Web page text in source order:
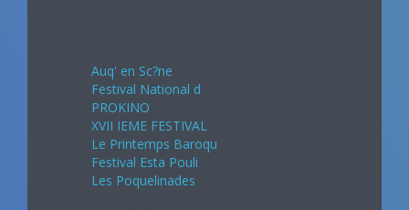
Auq' en Sc?ne
Festival National d
PROKINO
XVII IEME FESTIVAL
Le Printemps Baroqu
Festival Esta Pouli
Les Poquelinades